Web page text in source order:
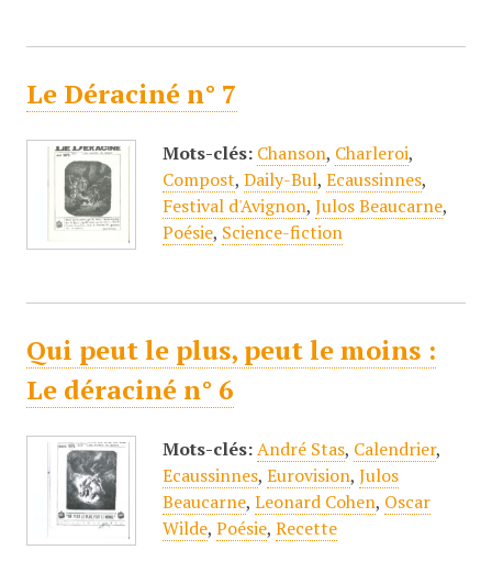
Le Déraciné n° 7
Mots-clés: Chanson, Charleroi,
Compost, Daily-Bul, Ecaussinnes,
Festival d'Avignon, Julos Beaucarne,
Poésie, Science-fiction
Qui peut le plus, peut le moins :
Le déraciné n° 6
Mots-clés: André Stas, Calendrier,
Ecaussinnes, Eurovision, Julos
Beaucarne, Leonard Cohen, Oscar
Wilde, Poésie, Recette